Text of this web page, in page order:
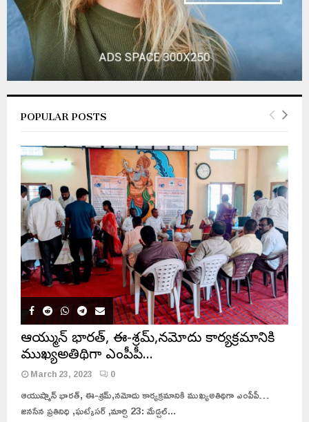
POPULAR POSTS
ఆయుష్మాన్ భారత్, ఈ-శ్రమ్,నమోదు కార్యక్రమానికి
ముఖ్యఅతిథిగా ఎంపీపీ…
March 23, 2023 0
ఆయుష్మాన్ భారత్, ఈ-శ్రమ్,నమోదు కార్యక్రమానికి ముఖ్యఅతిథిగా ఎంపీపీ…
జనసేన ప్రతినిధి ,ఘట్కేసర్ ,మార్చి 23: మేడ్చల్...